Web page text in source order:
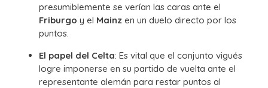
presumiblemente se verían las caras ante el
Friburgo y el Mainz en un duelo directo por los
puntos.
El papel del Celta: Es vital que el conjunto vigués
logre imponerse en su partido de vuelta ante el
representante alemán para restar puntos al